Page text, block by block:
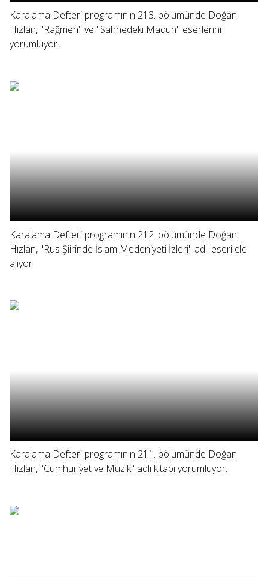
Karalama Defteri programının 213. bölümünde Doğan
Hızlan, "Rağmen" ve "Sahnedeki Madun" eserlerini
yorumluyor.
Karalama Defteri programının 212. bölümünde Doğan
Hızlan, "Rus Şiirinde İslam Medeniyeti İzleri" adlı eseri ele
alıyor.
Karalama Defteri programının 211. bölümünde Doğan
Hızlan, "Cumhuriyet ve Müzik" adlı kitabı yorumluyor.